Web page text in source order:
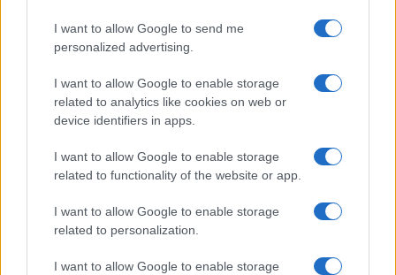
I want to allow Google to send me
personalized advertising.
I want to allow Google to enable storage
related to analytics like cookies on web or
device identifiers in apps.
I want to allow Google to enable storage
related to functionality of the website or app.
I want to allow Google to enable storage
related to personalization.
I want to allow Google to enable storage
Vignetta del 07/08/2026